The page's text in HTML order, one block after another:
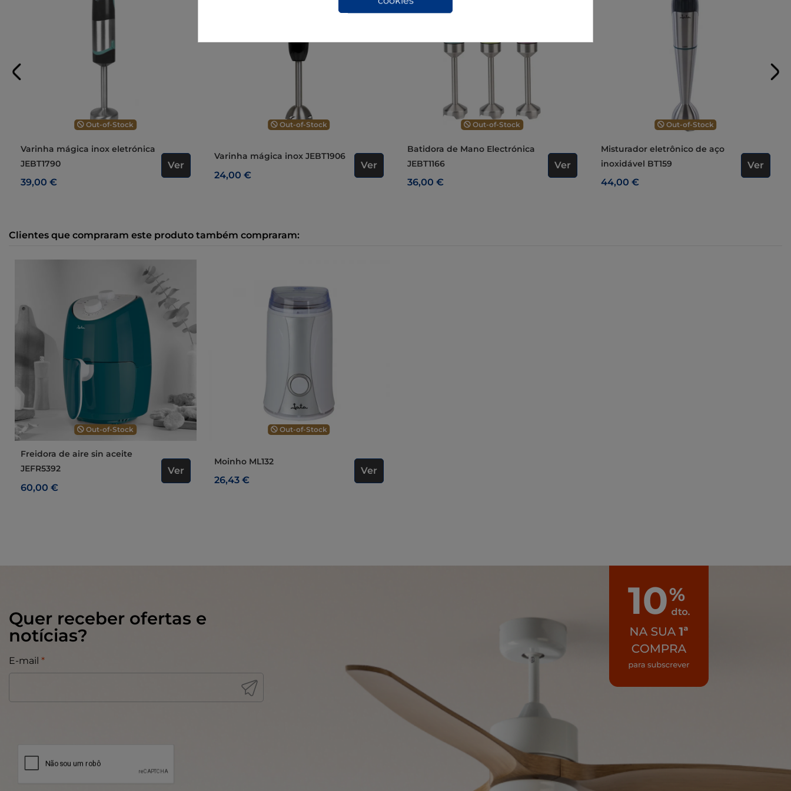
Out-of-Stock
Varinha mágica inox eletrónica
JEBT1790
39,00 €
Ver
Out-of-Stock
Varinha mágica inox JEBT1906
24,00 €
Ver
Out-of-Stock
Batidora de Mano Electrónica
JEBT1166
36,00 €
Ver
Out-of-Stock
Misturador eletrônico de aço
inoxidável BT159
44,00 €
Ver
Clientes que compraram este produto também compraram:
Out-of-Stock
Freidora de aire sin aceite
JEFR5392
60,00 €
Ver
Out-of-Stock
Moinho ML132
26,43 €
Ver
Quer receber ofertas e
notícias?
E-mail *